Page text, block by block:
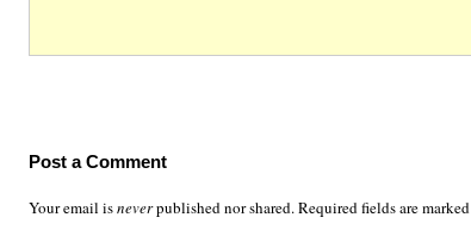
Post a Comment
Your email isneverpublished nor shared. Required fields are marked